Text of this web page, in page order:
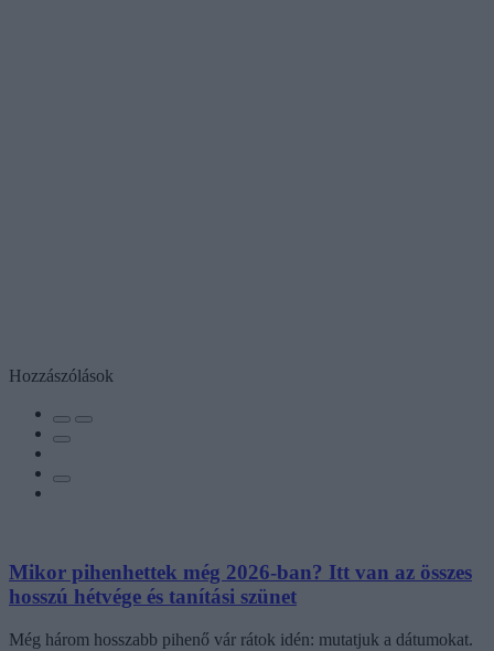
Hozzászólások
Mikor pihenhettek még 2026-ban? Itt van az összes
hosszú hétvége és tanítási szünet
Még három hosszabb pihenő vár rátok idén: mutatjuk a dátumokat.